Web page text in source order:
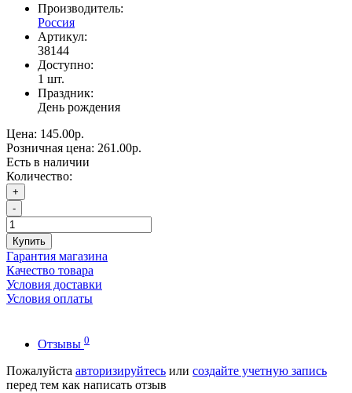
Производитель:
Россия
Артикул:
38144
Доступно:
1 шт.
Праздник:
День рождения
Цена: 145.00р.
Розничная цена: 261.00р.
Есть в наличии
Количество:
+
-
Купить
Гарантия магазина
Качество товара
Условия доставки
Условия оплаты
Отзывы 0
Пожалуйста авторизируйтесь или создайте учетную запись
перед тем как написать отзыв